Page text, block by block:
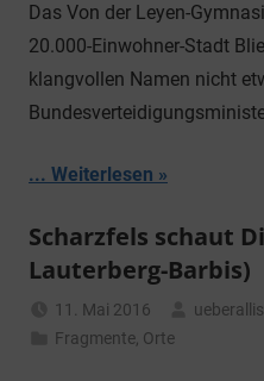
Das Von der Leyen-
20.000-Einwohner-Stadt
klangvollen Namen nicht
... Weiterlesen
Scharzfels schaut
Lauterberg-Barbis)
11. Mai 2016
Fragmente, Orte